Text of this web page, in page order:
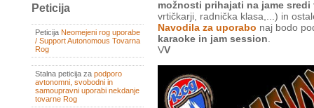
Peticija
Peticija Neomejeni rog uporabe
/ Support Autonomous Tovarna
Rog
Stalna peticija za podporo
avtonomni, svobodni in
samoupravni uporabi nekdanje
tovarne Rog
možnosti prihajati na jame sredi
vrtičkarji, radnička klasa,...) in
Navodila za uporabo naj bodo
karaoke in jam session
VV